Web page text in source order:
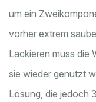
um ein
vorher extrem
Lackieren muss die
sie wieder genutzt
Lösung, die jedoch